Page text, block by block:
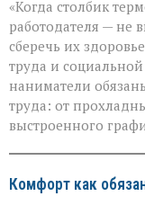
«Когда столбик
работодателя — не
сберечь их
труда и
наниматели
труда: от
выстроенного
Комфорт как